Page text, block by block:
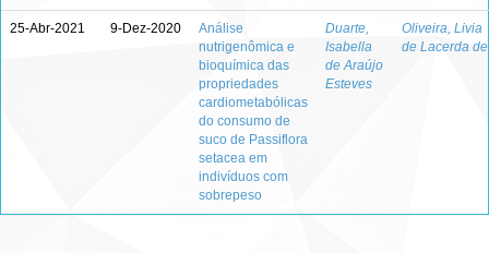
25-Abr-2021 9-Dez-2020
Análise
nutrigenômica e
bioquímica das
propriedades
cardiometabólicas
do consumo de
suco de Passiflora
setacea em
indivíduos com
sobrepeso
Duarte,
Isabella
de Araújo
Esteves
Oliveira, Livia
de Lacerda de